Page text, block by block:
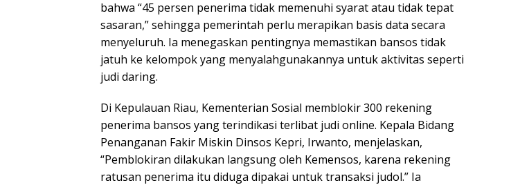
bahwa “45 persen penerima tidak memenuhi syarat atau tidak tepat
sasaran,” sehingga pemerintah perlu merapikan basis data secara
menyeluruh. Ia menegaskan pentingnya memastikan bansos tidak
jatuh ke kelompok yang menyalahgunakannya untuk aktivitas seperti
judi daring.
Di Kepulauan Riau, Kementerian Sosial memblokir 300 rekening
penerima bansos yang terindikasi terlibat judi online. Kepala Bidang
Penanganan Fakir Miskin Dinsos Kepri, Irwanto, menjelaskan,
“Pemblokiran dilakukan langsung oleh Kemensos, karena rekening
ratusan penerima itu diduga dipakai untuk transaksi judol.” Ia